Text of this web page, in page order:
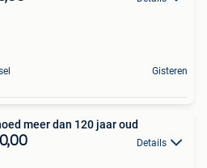
Gisteren
meer dan 120 jaar oud
Details